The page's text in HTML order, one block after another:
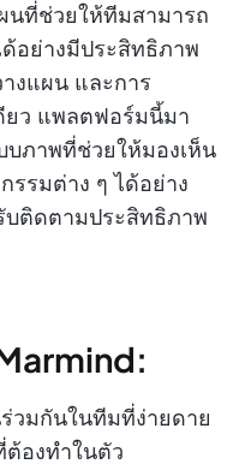
นที่ช่วยให้ทีมสามารถ
อย่างมีประสิทธิภาพ
งแผน และการ
ยว แพลตฟอร์มนี้มา
ภาพที่ช่วยให้มองเห็น
รรมต่าง ๆ ได้อย่าง
บติดตามประสิทธิภาพ
วมกันในทีมที่ง่ายดาย
องทำในตัว